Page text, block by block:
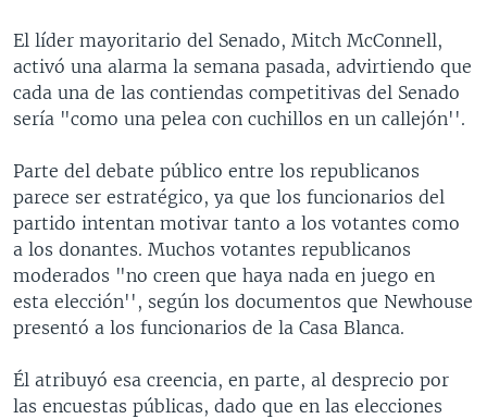
El líder mayoritario del Senado, Mitch McConnell,
activó una alarma la semana pasada, advirtiendo que
cada una de las contiendas competitivas del Senado
sería "como una pelea con cuchillos en un callejón''.
Parte del debate público entre los republicanos
parece ser estratégico, ya que los funcionarios del
partido intentan motivar tanto a los votantes como
a los donantes. Muchos votantes republicanos
moderados "no creen que haya nada en juego en
esta elección'', según los documentos que Newhouse
presentó a los funcionarios de la Casa Blanca.
Él atribuyó esa creencia, en parte, al desprecio por
las encuestas públicas, dado que en las elecciones